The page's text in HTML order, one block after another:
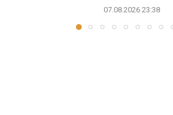
07.08.2026 23:38